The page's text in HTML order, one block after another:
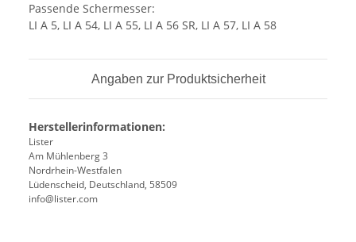
Passende Schermesser:
LI A 5, LI A 54, LI A 55, LI A 56 SR, LI A 57, LI A 58
Angaben zur Produktsicherheit
Herstellerinformationen:
Lister
Am Mühlenberg 3
Nordrhein-Westfalen
Lüdenscheid, Deutschland, 58509
info@lister.com